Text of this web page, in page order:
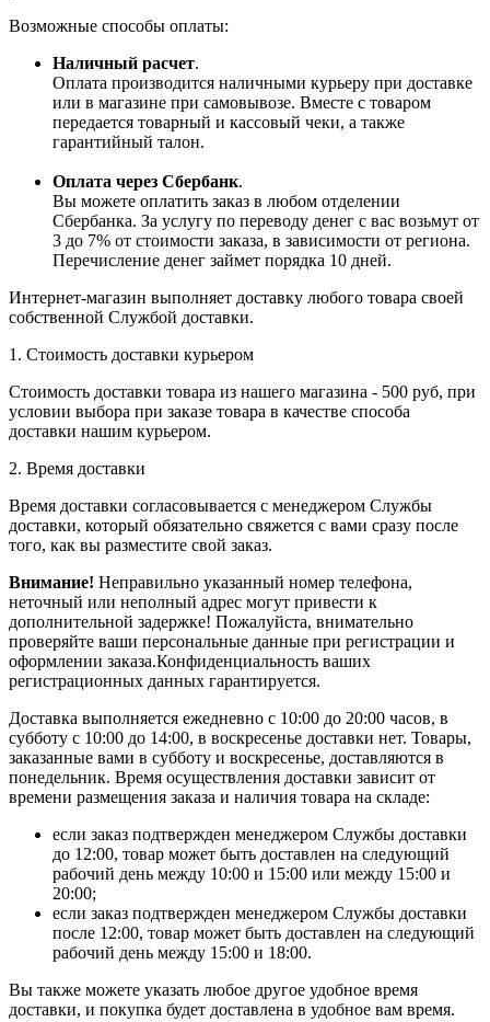
Возможные способы оплаты:
Наличный расчет.
Оплата производится наличными курьеру при доставке
или в магазине при самовывозе. Вместе с товаром
передается товарный и кассовый чеки, а также
гарантийный талон.
Оплата через Сбербанк.
Вы можете оплатить заказ в любом отделении
Сбербанка. За услугу по переводу денег с вас возьмут от
3 до 7% от стоимости заказа, в зависимости от региона.
Перечисление денег займет порядка 10 дней.
Интернет-магазин выполняет доставку любого товара своей
собственной Службой доставки.
1. Стоимость доставки курьером
Стоимость доставки товара из нашего магазина - 500 руб, при
условии выбора при заказе товара в качестве способа
доставки нашим курьером.
2. Время доставки
Время доставки согласовывается с менеджером Службы
доставки, который обязательно свяжется с вами сразу после
того, как вы разместите свой заказ.
Внимание! Неправильно указанный номер телефона,
неточный или неполный адрес могут привести к
дополнительной задержке! Пожалуйста, внимательно
проверяйте ваши персональные данные при регистрации и
оформлении заказа.Конфиденциальность ваших
регистрационных данных гарантируется.
Доставка выполняется ежедневно с 10:00 до 20:00 часов, в
субботу с 10:00 до 14:00, в воскресенье доставки нет. Товары,
заказанные вами в субботу и воскресенье, доставляются в
понедельник. Время осуществления доставки зависит от
времени размещения заказа и наличия товара на складе:
если заказ подтвержден менеджером Службы доставки
до 12:00, товар может быть доставлен на следующий
рабочий день между 10:00 и 15:00 или между 15:00 и
20:00;
если заказ подтвержден менеджером Службы доставки
после 12:00, товар может быть доставлен на следующий
рабочий день между 15:00 и 18:00.
Вы также можете указать любое другое удобное время
доставки, и покупка будет доставлена в удобное вам время.